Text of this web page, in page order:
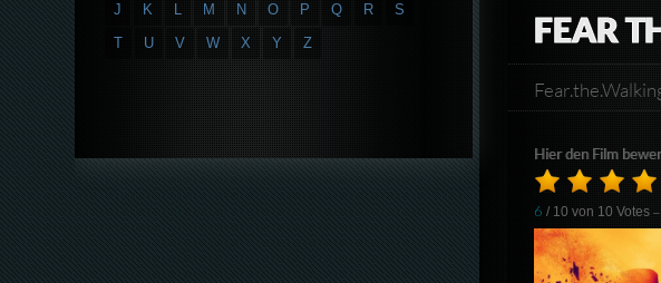
FEAR
Hier den Film
6 / 10 von 10 Votes
J
K L M N O P Q R
S
T
U V W X Y Z